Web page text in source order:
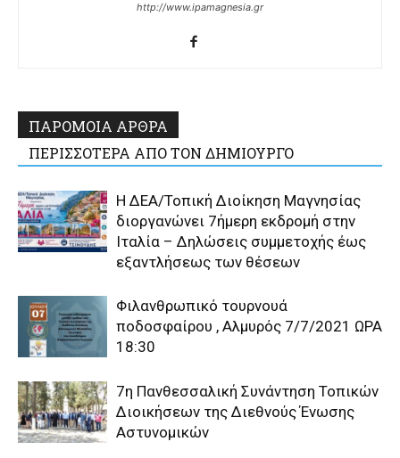
http://www.ipamagnesia.gr
ΠΑΡΟΜΟΙΑ ΑΡΘΡΑ
ΠΕΡΙΣΣΟΤΕΡΑ ΑΠΟ ΤΟΝ ΔΗΜΙΟΥΡΓΟ
Η ΔΕΑ/Τοπική Διοίκηση Μαγνησίας
διοργανώνει 7ήμερη εκδρομή στην
Ιταλία – Δηλώσεις συμμετοχής έως
εξαντλήσεως των θέσεων
Φιλανθρωπικό τουρνουά
ποδοσφαίρου , Αλμυρός 7/7/2021 ΩΡΑ
18:30
7η Πανθεσσαλική Συνάντηση Τοπικών
Διοικήσεων της Διεθνούς Ένωσης
Αστυνομικών